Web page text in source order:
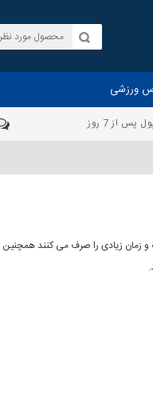
ورزشی
از 7 روز
و زمان زیادی را صرف می کنند